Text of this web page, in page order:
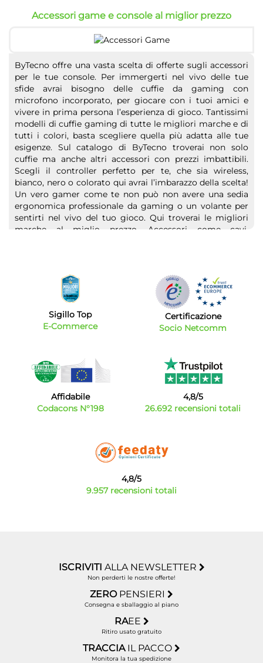
Accessori game e console al miglior prezzo
ByTecno offre una vasta scelta di offerte sugli accessori
per le tue console. Per immergerti nel vivo delle tue
sfide avrai bisogno delle cuffie da gaming con
microfono incorporato, per giocare con i tuoi amici e
vivere in prima persona l’esperienza di gioco. Tantissimi
modelli di cuffie gaming di tutte le migliori marche e di
tutti i colori, basta scegliere quella più adatta alle tue
esigenze. Sul catalogo di ByTecno troverai non solo
cuffie ma anche altri accessori con prezzi imbattibili.
Scegli il controller perfetto per te, che sia wireless,
bianco, nero o colorato qui avrai l’imbarazzo della scelta!
Un vero gamer come te non può non avere una sedia
ergonomica professionale da gaming o un volante per
sentirti nel vivo del tuo gioco. Qui troverai le migliori
marche al miglio prezzo. Accessori come cavi,
Sigillo Top
E-Commerce
Certificazione
Socio Netcomm
Affidabile
Codacons N°198
4,8/5
26.692 recensioni totali
4,8/5
9.957 recensioni totali
ISCRIVITI ALLA NEWSLETTER
Non perderti le nostre offerte!
ZERO PENSIERI
Consegna e sballaggio al piano
RAEE
Ritiro usato gratuito
TRACCIA IL PACCO
Monitora la tua spedizione